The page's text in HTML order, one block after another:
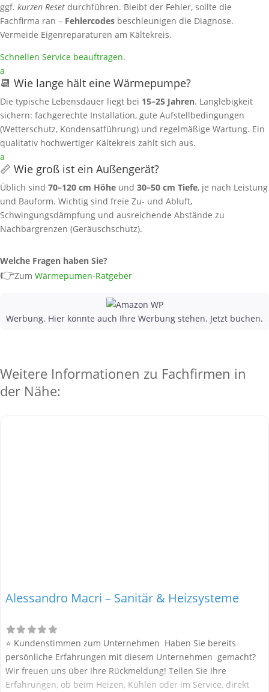
ggf. kurzen Reset durchführen. Bleibt der Fehler, sollte die
Fachfirma ran – Fehlercodes beschleunigen die Diagnose.
Vermeide Eigenreparaturen am Kältekreis.
Schnellen Service beauftragen.
a
📆 Wie lange hält eine Wärmepumpe?
Die typische Lebensdauer liegt bei 15–25 Jahren. Langlebigkeit
sichern: fachgerechte Installation, gute Aufstellbedingungen
(Wetterschutz, Kondensatführung) und regelmäßige Wartung. Ein
qualitativ hochwertiger Kältekreis zahlt sich aus.
a
📏 Wie groß ist ein Außengerät?
Üblich sind 70–120 cm Höhe und 30–50 cm Tiefe, je nach Leistung
und Bauform. Wichtig sind freie Zu‑ und Abluft,
Schwingungsdämpfung und ausreichende Abstände zu
Nachbargrenzen (Geräuschschutz).
Welche Fragen haben Sie?
👉Zum Wärmepumen-Ratgeber
Werbung. Hier könnte auch Ihre Werbung stehen. Jetzt buchen.
Weitere Informationen zu Fachfirmen in
der Nähe:
Alessandro Macri – Sanitär & Heizsysteme
⭐ Kundenstimmen zum Unternehmen Haben Sie bereits
persönliche Erfahrungen mit diesem Unternehmen gemacht?
Wir freuen uns über Ihre Rückmeldung! Teilen Sie Ihre
Erfahrungen, ob beim Heizen, Kühlen oder im Service, direkt